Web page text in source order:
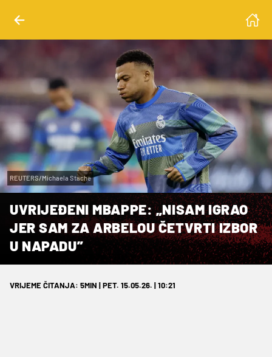
REUTERS/Michaela Stache
UVRIJEĐENI MBAPPE: „NISAM IGRAO
JER SAM ZA ARBELOU ČETVRTI IZBOR
U NAPADU”
VRIJEME ČITANJA: 5MIN | PET. 15.05.26. | 10:21